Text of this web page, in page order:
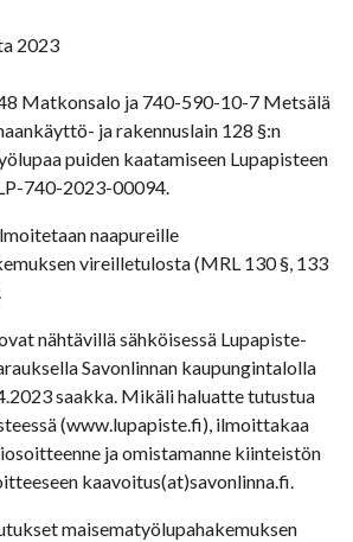
2023
Matkonsalo ja 740-590-10-7 Metsälä
ja rakennuslain 128 §:n
puiden kaatamiseen Lupapisteen
740-2023-00094.
naapureille
vireilletulosta (MRL 130 §, 133
nähtävillä sähköisessä Lupapiste-
Savonlinnan kaupungintalolla
saakka. Mikäli haluatte tutustua
(www.lupapiste.fi), ilmoittakaa
ja omistamanne kiinteistön
kaavoitus(at)savonlinna.fi.
maisematyölupahakemuksen